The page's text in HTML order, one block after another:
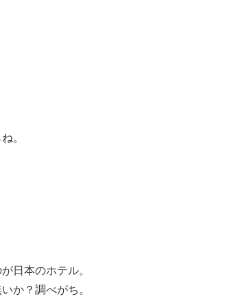
。
日本のホテル。
か？調べがち。